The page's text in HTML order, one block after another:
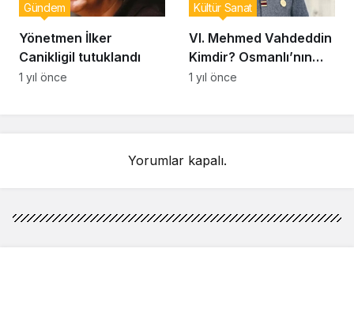
Yönetmen İlker
Canikligil tutuklandı
Gündem
1 yıl önce
VI. Mehmed Vahdeddin
Kimdir? Osmanlı’nın
Son Padişahı ve
Kültür Sanat
1 yıl önce
Yorumlar kapalı.